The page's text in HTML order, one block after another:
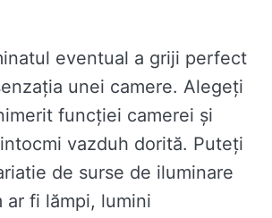
eventual a griji perfect
unei camere. Alegeți
funcției camerei și
vazduh dorită. Puteți
de surse de iluminare
ar fi lămpi, lumini